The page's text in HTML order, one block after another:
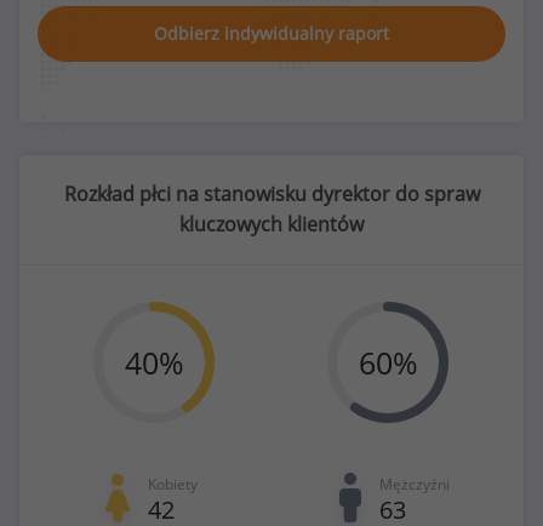
Odbierz indywidualny raport
Rozkład płci na stanowisku dyrektor do spraw
kluczowych klientów
40%
Kobiety
42
60%
Mężczyźni
63